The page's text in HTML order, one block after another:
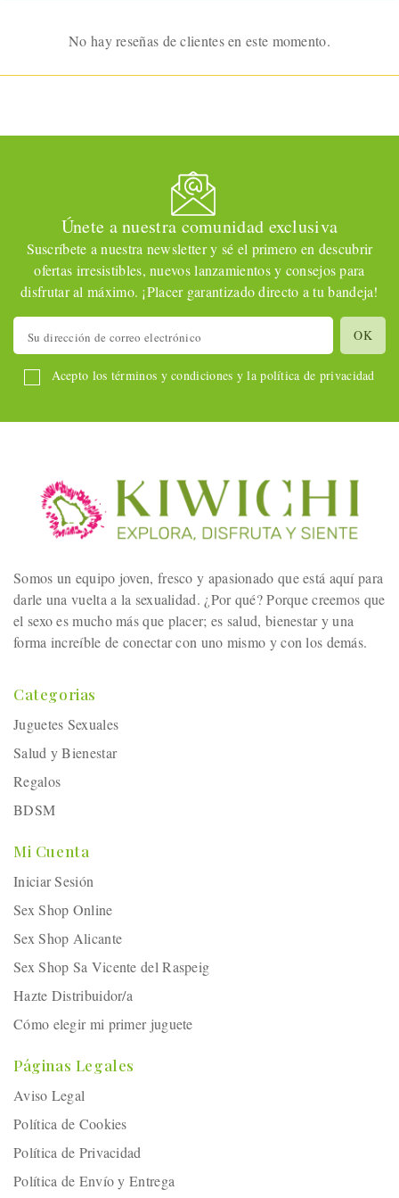
níquel, este accesorio es
perfecto para elevar la
intensidad de tus juegos
asegura que cada encuentro
No hay reseñas de clientes en este momento.
Únete a nuestra comunidad exclusiva
Suscríbete a nuestra newsletter y sé el primero en descubrir
ofertas irresistibles, nuevos lanzamientos y consejos para
disfrutar al máximo. ¡Placer garantizado directo a tu bandeja!
Acepto los términos y condiciones y la política de privacidad
Somos un equipo joven, fresco y apasionado que está aquí para
darle una vuelta a la sexualidad. ¿Por qué? Porque creemos que
el sexo es mucho más que placer; es salud, bienestar y una
forma increíble de conectar con uno mismo y con los demás.
Categorias
Juguetes Sexuales
Salud y Bienestar
Regalos
BDSM
Mi Cuenta
Iniciar Sesión
Sex Shop Online
Sex Shop Alicante
Sex Shop Sa Vicente del Raspeig
Hazte Distribuidor/a
Cómo elegir mi primer juguete
Páginas Legales
Aviso Legal
Política de Cookies
Política de Privacidad
Política de Envío y Entrega